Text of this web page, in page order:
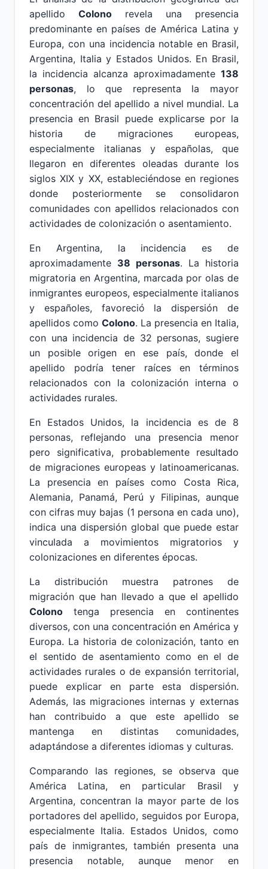
apellido Colono revela una presencia
predominante en países de América Latina y
Europa, con una incidencia notable en Brasil,
Argentina, Italia y Estados Unidos. En Brasil,
la incidencia alcanza aproximadamente 138
personas, lo que representa la mayor
concentración del apellido a nivel mundial. La
presencia en Brasil puede explicarse por la
historia de migraciones europeas,
especialmente italianas y españolas, que
llegaron en diferentes oleadas durante los
siglos XIX y XX, estableciéndose en regiones
donde posteriormente se consolidaron
comunidades con apellidos relacionados con
actividades de colonización o asentamiento.
En Argentina, la incidencia es de
aproximadamente 38 personas. La historia
migratoria en Argentina, marcada por olas de
inmigrantes europeos, especialmente italianos
y españoles, favoreció la dispersión de
apellidos como Colono. La presencia en Italia,
con una incidencia de 32 personas, sugiere
un posible origen en ese país, donde el
apellido podría tener raíces en términos
relacionados con la colonización interna o
actividades rurales.
En Estados Unidos, la incidencia es de 8
personas, reflejando una presencia menor
pero significativa, probablemente resultado
de migraciones europeas y latinoamericanas.
La presencia en países como Costa Rica,
Alemania, Panamá, Perú y Filipinas, aunque
con cifras muy bajas (1 persona en cada uno),
indica una dispersión global que puede estar
vinculada a movimientos migratorios y
colonizaciones en diferentes épocas.
La distribución muestra patrones de
migración que han llevado a que el apellido
Colono tenga presencia en continentes
diversos, con una concentración en América y
Europa. La historia de colonización, tanto en
el sentido de asentamiento como en el de
actividades rurales o de expansión territorial,
puede explicar en parte esta dispersión.
Además, las migraciones internas y externas
han contribuido a que este apellido se
mantenga en distintas comunidades,
adaptándose a diferentes idiomas y culturas.
Comparando las regiones, se observa que
América Latina, en particular Brasil y
Argentina, concentran la mayor parte de los
portadores del apellido, seguidos por Europa,
especialmente Italia. Estados Unidos, como
país de inmigrantes, también presenta una
presencia notable, aunque menor en